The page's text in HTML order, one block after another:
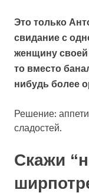
Это только
свидание с
женщину
то вместо
нибудь более
Решение:
сладостей.
Скажи